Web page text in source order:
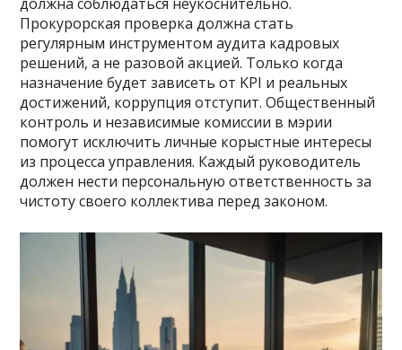
Прокурорская проверка должна стать
регулярным инструментом аудита кадровых
решений, а не разовой акцией. Только когда
назначение будет зависеть от KPI и реальных
достижений, коррупция отступит. Общественный
контроль и независимые комиссии в мэрии
помогут исключить личные корыстные интересы
из процесса управления. Каждый руководитель
должен нести персональную ответственность за
чистоту своего коллектива перед законом.